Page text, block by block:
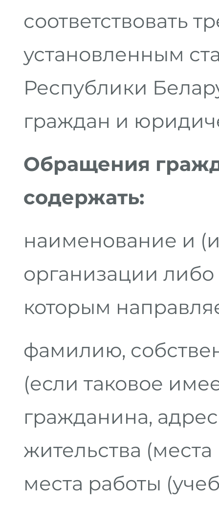
соответствовать
установленным
Республики
граждан и
Обращения
содержать:
наименование и
организации
которым
фамилию,
(если таковое
гражданина,
жительства
места работы